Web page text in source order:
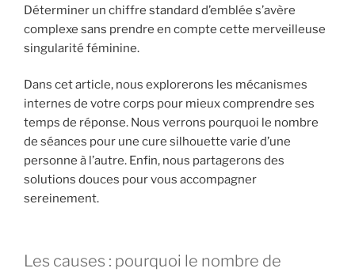
Déterminer un chiffre standard d’emblée s’avère
complexe sans prendre en compte cette merveilleuse
singularité féminine.
Dans cet article, nous explorerons les mécanismes
internes de votre corps pour mieux comprendre ses
temps de réponse. Nous verrons pourquoi le nombre
de séances pour une cure silhouette varie d’une
personne à l’autre. Enfin, nous partagerons des
solutions douces pour vous accompagner
sereinement.
Les causes : pourquoi le nombre de